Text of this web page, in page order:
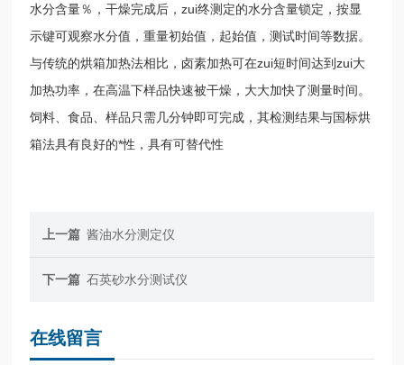
水分含量％，干燥完成后，zui终测定的水分含量锁定，按显
示键可观察水分值，重量初始值，起始值，测试时间等数据。
与传统的烘箱加热法相比，卤素加热可在zui短时间达到zui大
加热功率，在高温下样品快速被干燥，大大加快了测量时间。
饲料、食品、样品只需几分钟即可完成，其检测结果与国标烘
箱法具有良好的*性，具有可替代性
上一篇 酱油水分测定仪
下一篇 石英砂水分测试仪
在线留言